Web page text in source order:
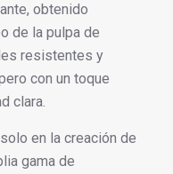
obtenido
de la pulpa de
resistentes y
con un toque
clara.
en la creación de
gama de